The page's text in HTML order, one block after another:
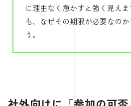
に理由なく急かすと強く見え
も、なぜその期限が必要なの
う。